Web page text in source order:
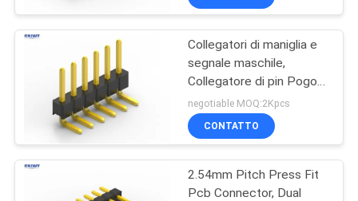
Collegatori di maniglia e
segnale maschile,
Collegatore di pin Pogo
da 2,00 mm.
negotiable MOQ:2Kpcs
CONTATTO
2.54mm Pitch Press Fit
Pcb Connector, Dual